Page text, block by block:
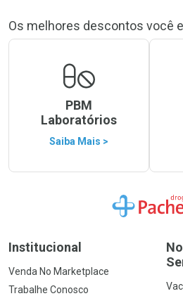
Os melhores descontos você
PBM
Laboratórios
Saiba Mais >
Ir para a Home
Institucional
Venda No Marketplace
Trabalhe Conosco